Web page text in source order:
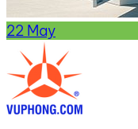
22 May